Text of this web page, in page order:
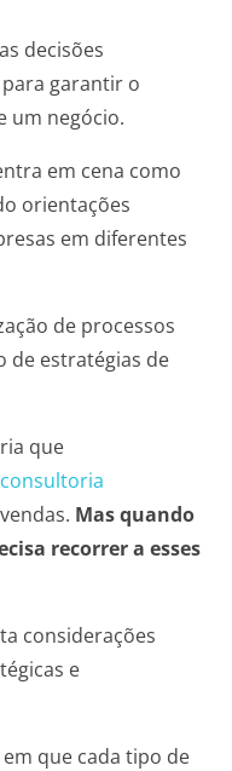
decisões
garantir o
um negócio.
em cena como
orientações
em diferentes
de processos
de estratégias de
que
consultoria
Mas quando
recorrer a esses
considerações
e
que cada tipo de